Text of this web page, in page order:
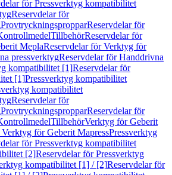
för Pressverktyg kompatibilitet
Reservdelar för
ProvtryckningspropparReservdelar för
TillbehörReservdelar för
MeplaReservdelar för Verktyg för
pressverktygReservdelar för Handdrivna
kompatibilitet [1]Reservdelar för
[1]Pressverktyg kompatibilitet
kompatibilitet
Reservdelar för
ProvtryckningspropparReservdelar för
TillbehörVerktyg för Geberit
för Geberit MapressPressverktyg
för Pressverktyg kompatibilitet
[2]Reservdelar för Pressverktyg
kompatibilitet [1] / [2]Reservdelar för